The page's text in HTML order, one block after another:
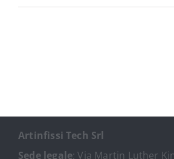
Artinfissi Tech Srl
Sede legale: Via Martin Luther